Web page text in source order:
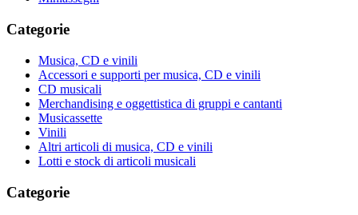
Categorie
Musica, CD e vinili
Accessori e supporti per musica, CD e vinili
CD musicali
Merchandising e oggettistica di gruppi e cantanti
Musicassette
Vinili
Altri articoli di musica, CD e vinili
Lotti e stock di articoli musicali
Categorie